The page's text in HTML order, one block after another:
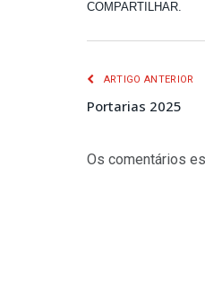
COMPARTILHAR.
ARTIGO ANTERIOR
Portarias 2025
Os comentários